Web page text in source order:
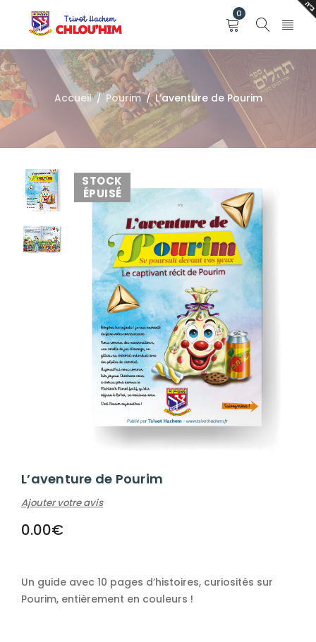
0
Accueil / Pourim / L’aventure de Pourim
STOCK
ÉPUISÉ
L’aventure de Pourim
Ajouter votre avis
0.00€
Un guide avec 10 pages d’histoires, curiosités sur
Pourim, entièrement en couleurs !